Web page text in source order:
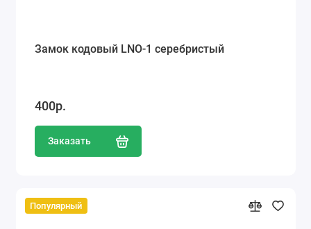
Замок кодовый LNO-1 серебристый
400р.
Заказать
Популярный